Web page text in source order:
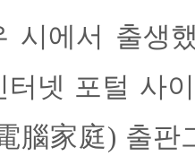
시에서 출생
넷 포털 사
腦家庭) 출판